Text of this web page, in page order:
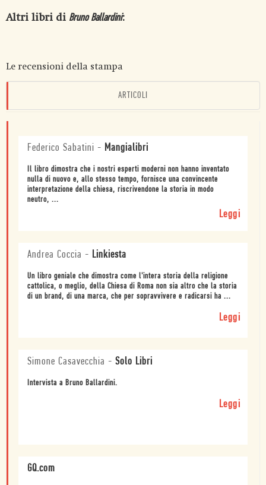
Altri libri di Bruno Ballardini:
Le recensioni della stampa
ARTICOLI
Federico Sabatini - Mangialibri
Il libro dimostra che i nostri esperti moderni non hanno inventato
nulla di nuovo e, allo stesso tempo, fornisce una convincente
interpretazione della chiesa, riscrivendone la storia in modo
neutro, ...
Leggi
Andrea Coccia - Linkiesta
Un libro geniale che dimostra come l'intera storia della religione
cattolica, o meglio, della Chiesa di Roma non sia altro che la storia
di un brand, di una marca, che per sopravvivere e radicarsi ha ...
Leggi
Simone Casavecchia - Solo Libri
Intervista a Bruno Ballardini.
Leggi
GQ.com